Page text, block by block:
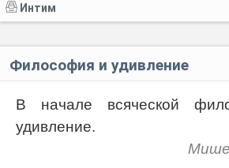
Интим
Философия и удивление
В начале всяческой
удивление.